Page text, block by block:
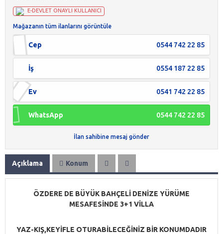
E-DEVLET ONAYLI KULLANICI
Mağazanın tüm ilanlarını görüntüle
Cep 0544 742 22 85
İş 0554 187 22 85
Ev 0541 742 22 85
WhatsApp 0544 742 22 85
İlan sahibine mesaj gönder
Açıklama Konum
ÖZDERE DE BÜYÜK BAHÇELİ DENİZE YÜRÜME
MESAFESİNDE 3+1 VİLLA
YAZ-KIŞ,KEYİFLE OTURABİLECEĞİNİZ BİR KONUMDADIR